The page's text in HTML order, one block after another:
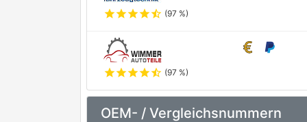
starstarstarstarstar_half (97 %)
starstarstarstarstar_half (97 %)
OEM- / Vergleichsnummern